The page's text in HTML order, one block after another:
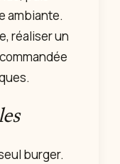
ambiante.
réaliser un
burger.